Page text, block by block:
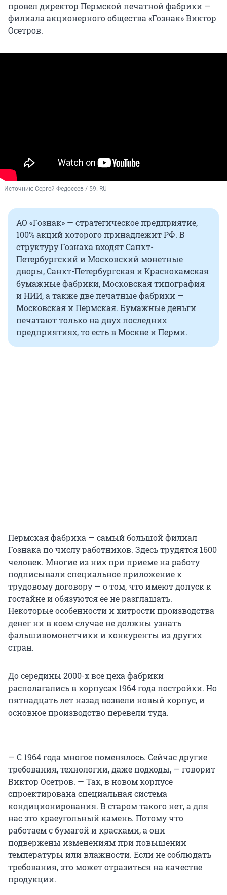
провел директор Пермской печатной фабрики —
филиала акционерного общества «Гознак» Виктор
Осетров.
Источник: Сергей Федосеев / 59. RU
АО «Гознак» — стратегическое предприятие,
100% акций которого принадлежит РФ. В
структуру Гознака входят Санкт-
Петербургский и Московский монетные
дворы, Санкт-Петербургская и Краснокамская
бумажные фабрики, Московская типография
и НИИ, а также две печатные фабрики —
Московская и Пермская. Бумажные деньги
печатают только на двух последних
предприятиях, то есть в Москве и Перми.
Пермская фабрика — самый большой филиал
Гознака по числу работников. Здесь трудятся 1600
человек. Многие из них при приеме на работу
подписывали специальное приложение к
трудовому договору — о том, что имеют допуск к
гостайне и обязуются ее не разглашать.
Некоторые особенности и хитрости производства
денег ни в коем случае не должны узнать
фальшивомонетчики и конкуренты из других
стран.
До середины 2000-х все цеха фабрики
располагались в корпусах 1964 года постройки. Но
пятнадцать лет назад возвели новый корпус, и
основное производство перевели туда.
— С 1964 года многое поменялось. Сейчас другие
требования, технологии, даже подходы, — говорит
Виктор Осетров. — Так, в новом корпусе
спроектирована специальная система
кондиционирования. В старом такого нет, а для
нас это краеугольный камень. Потому что
работаем с бумагой и красками, а они
подвержены изменениям при повышении
температуры или влажности. Если не соблюдать
требования, это может отразиться на качестве
продукции.